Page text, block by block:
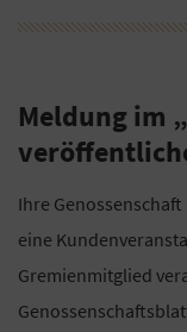
Meldung im
Ihre
eine
Gremienmitglied